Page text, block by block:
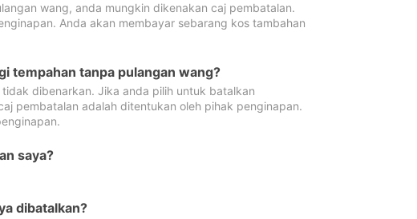
wang, anda mungkin dikenakan caj pembatalan.
Anda akan membayar sebarang kos tambahan
tempahan tanpa pulangan wang?
dibenarkan. Jika anda pilih untuk batalkan
pembatalan adalah ditentukan oleh pihak penginapan.
saya?
dibatalkan?